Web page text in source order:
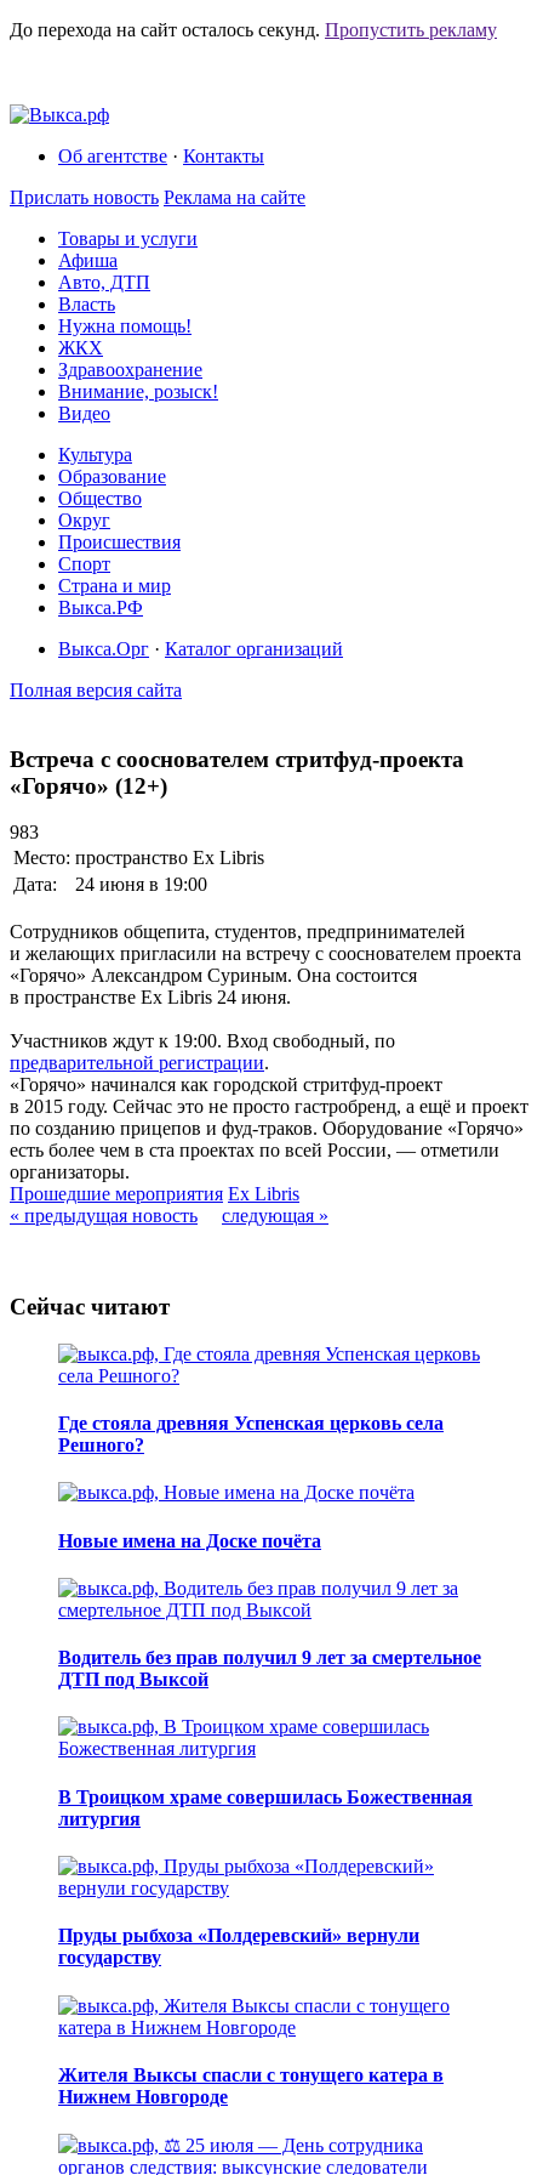
До перехода на сайт осталось секунд. Пропустить рекламу
Об агентстве · Контакты
Прислать новость Реклама на сайте
Товары и услуги
Афиша
Авто, ДТП
Власть
Нужна помощь!
ЖКХ
Здравоохранение
Внимание, розыск!
Видео
Культура
Образование
Общество
Округ
Происшествия
Спорт
Страна и мир
Выкса.РФ
Выкса.Орг · Каталог организаций
Полная версия сайта
Встреча с сооснователем стритфуд-проекта
«Горячо» (12+)
983
Место: пространство Ex Libris
Дата:
24 июня в 19:00
Сотрудников общепита, студентов, предпринимателей
и желающих пригласили на встречу с сооснователем проекта
«Горячо» Александром Суриным. Она состоится
в пространстве Ex Libris 24 июня.
Участников ждут к 19:00. Вход свободный, по
предварительной регистрации.
«Горячо» начинался как городской стритфуд-проект
в 2015 году. Сейчас это не просто гастробренд, а ещё и проект
по созданию прицепов и фуд-траков. Оборудование «Горячо»
есть более чем в ста проектах по всей России, — отметили
организаторы.
Прошедшие мероприятия Ex Libris
« предыдущая новость
следующая »
Сейчас читают
Где стояла древняя Успенская церковь села
Решного?
Новые имена на Доске почёта
Водитель без прав получил 9 лет за смертельное
ДТП под Выксой
В Троицком храме совершилась Божественная
литургия
Пруды рыбхоза «Полдеревский» вернули
государству
Жителя Выксы спасли с тонущего катера в
Нижнем Новгороде